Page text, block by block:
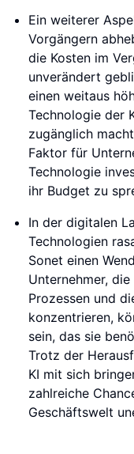
Ein weiterer
Vorgängern
die Kosten im
unverändert
einen weitaus
Technologie der
zugänglich
Faktor für
Technologie
ihr Budget zu
In der digitalen
Technologien
Sonet einen
Unternehmer,
Prozessen und
konzentrieren,
sein, das sie
Trotz der
KI mit sich
zahlreiche
Geschäftswelt